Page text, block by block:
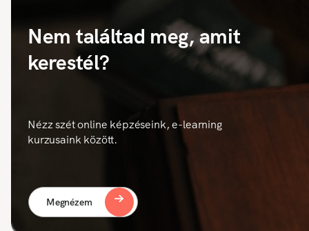
Nem találtad meg, amit
kerestél?
Nézz szét online képzéseink, e-learning
kurzusaink között.
Megnézem